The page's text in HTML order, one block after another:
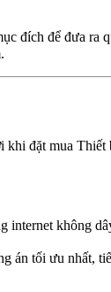
đích để đưa ra
đặt mua
internet không
án tối ưu nhất,